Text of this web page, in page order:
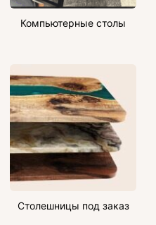
Компьютерные столы
Столешницы под заказ